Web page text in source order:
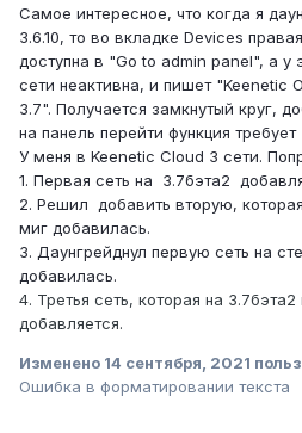
Самое интересное, что когда я
3.6.10, то во вкладке Devices
доступна в "Go to admin panel", а у
сети неактивна, и пишет "Keenetic
3.7". Получается замкнутый круг,
на панель перейти функция требует
У меня в Keenetic Cloud 3 сети.
1. Первая сеть на 3.7бэта2
2. Решил добавить вторую,
миг добавилась.
3. Даунгрейднул первую сеть на
добавилась.
4. Третья сеть, которая на
добавляется.
Изменено 14 сентября, 2021
Ошибка в форматировании текста